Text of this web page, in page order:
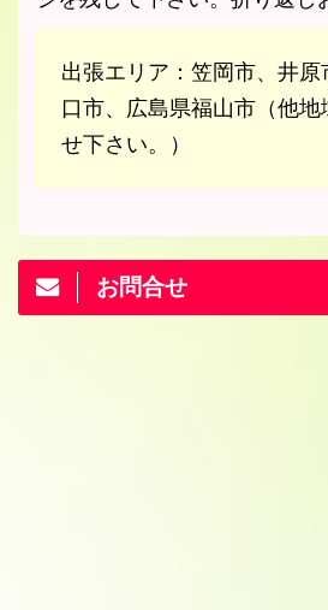
出張エリア：笠岡市、井
口市、広島県福山市（他
せ下さい。）
お問合せ